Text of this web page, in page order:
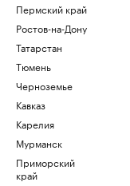
Пермский край
Ростов-на-Дону
Татарстан
Тюмень
Черноземье
Кавказ
Карелия
Мурманск
Приморский
край